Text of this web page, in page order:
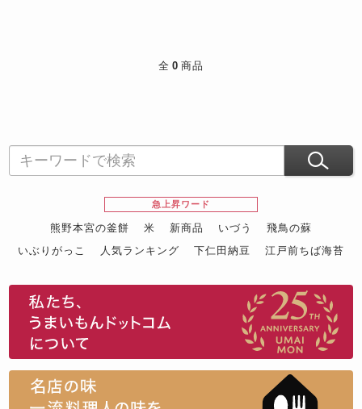
全 0 商品
急上昇ワード
熊野本宮の釜餅 米 新商品 いづう
飛鳥の蘇
いぶりがっこ
人気ランキング 下仁田納豆
江戸前ちば海苔